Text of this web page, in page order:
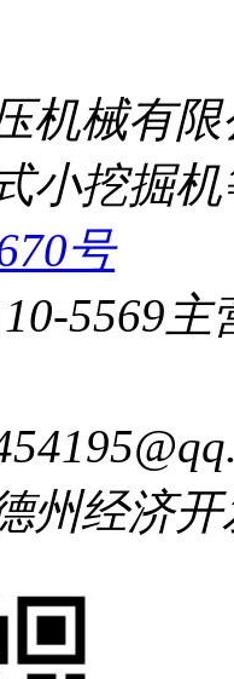
机械有
小挖掘
号
5569 主
州经济